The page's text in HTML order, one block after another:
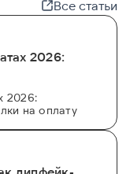
Все статьи
2026:
2026:
на оплату